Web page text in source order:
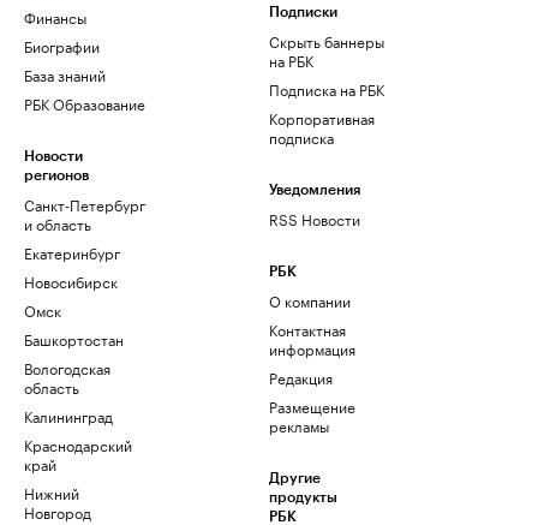
Финансы
Биографии
База знаний
РБК Образование
Новости
регионов
Санкт-Петербург
и область
Екатеринбург
Новосибирск
Омск
Башкортостан
Вологодская
область
Калининград
Краснодарский
край
Нижний
Новгород
Подписки
Скрыть баннеры
на РБК
Подписка на РБК
Корпоративная
подписка
Уведомления
RSS Новости
РБК
О компании
Контактная
информация
Редакция
Размещение
рекламы
Другие
продукты
РБК